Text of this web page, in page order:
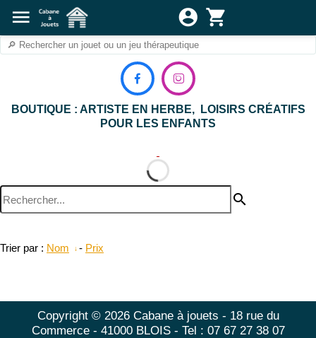
 
BOUTIQUE : ARTISTE EN HERBE, LOISIRS CRÉATIFS
POUR LES ENFANTS
search
Trier par : Nom - Prix
Copyright © 2026 Cabane à jouets - 18 rue du
Commerce - 41000 BLOIS - Tel : 07 67 27 38 07
menu account_circle shopping_cart